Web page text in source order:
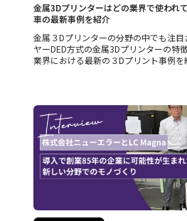
金属3Dプリンターはどの業界で使われ
車の最新事例を紹介
金属３Dプリンターの分野の中でも注
ヤーDED方式の金属3Dプリンターの特
業界における最新の３Dプリント事例を